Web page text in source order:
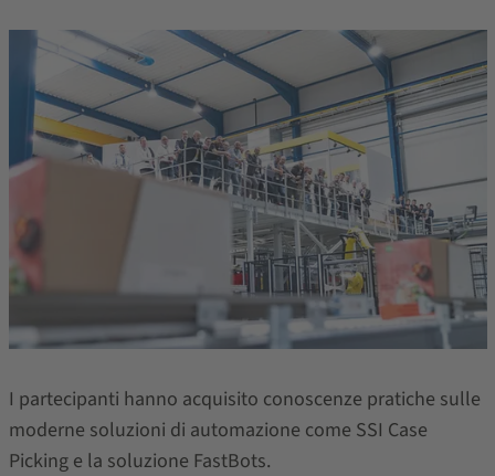
I partecipanti hanno acquisito conoscenze pratiche sulle
moderne soluzioni di automazione come SSI Case
Picking e la soluzione FastBots.